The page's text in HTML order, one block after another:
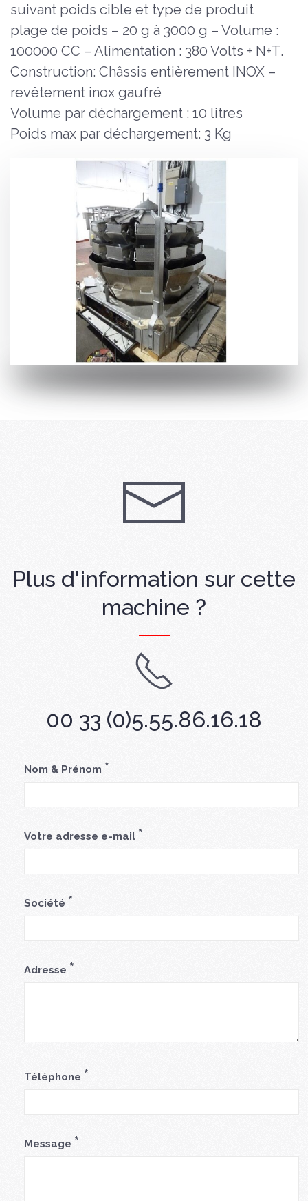
suivant poids cible et type de produit
plage de poids – 20 g à 3000 g – Volume :
100000 CC – Alimentation : 380 Volts + N+T.
Construction: Châssis entièrement INOX –
revêtement inox gaufré
Volume par déchargement : 10 litres
Poids max par déchargement: 3 Kg
Plus d'information sur cette
machine ?
00 33 (0)5.55.86.16.18
Nom & Prénom *
Votre adresse e-mail *
Société *
Adresse *
Téléphone *
Message *